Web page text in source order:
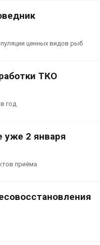
ценных видов рыб
ТКО
год
уже 2 января
приёма